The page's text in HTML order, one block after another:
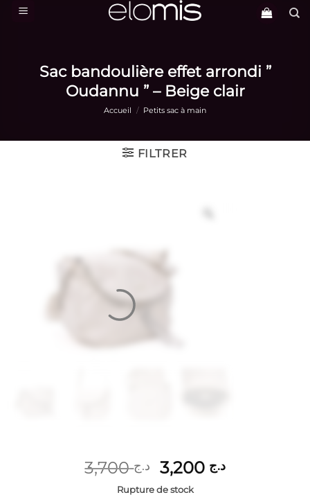
Passer
Sac bandoulière effet arrondi ”
Oudannu ” – Beige clair
Accueil / Petits sac à main
FILTRER
د.ج3,700
Le
prix
د.ج 3,200
Le
Rupture de stock